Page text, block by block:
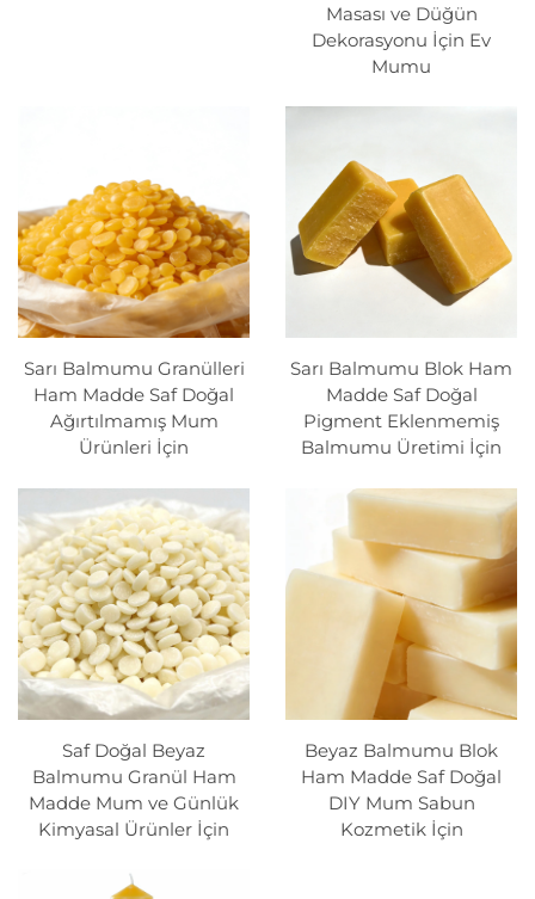
Arı şerbeti mumlarının faydaları
katkı maddeleri içermeyen saf, doğal balgumumundan
üretilmiştir. Bu nedenle çocuklar, evcil hayvanlar ve
solunum yolu rahatsızlıkları olan bireylerin bulunduğu
ortamlarda güvenle kullanılabilirler. Balgumumu
yenilenebilir bir kaynaktır ve üretimi sağlıklı arı
dolayısıyla balgumumu mumlar yalnızca tüketici için
daha sağlıklı bir seçenek değil, aynı zamanda çevre
dostu bir tercihtir.
2. Daha Uzun Yanma Süresi
Balmumu mumların dikkat çekici özelliklerinden biri,
uzun yanma süresidir. Balmumunun doğal
yoğunluğundan dolayı bu mumlar geleneksel parafin
mumlara kıyasla daha yavaş yanar. Bu da daha uzun
süreli, daha verimli bir aydınlatma kaynağına ve daha
iyi fiyat-performans oranına sahip olmanıza neden
olur. Bunları evde mi kullanıyorsunuz yoksa iş amaçlı
mı, balmumu mumlar saatlerce aydınlatma sağlar.
Parafin mumların aksine, balmumu mumlar
Masası ve Düğün
Dekorasyonu İçin Ev
Mumu
Sarı Balmumu Granülleri
Ham Madde Saf Doğal
Ağırtılmamış Mum
Ürünleri İçin
Sarı Balmumu Blok Ham
Madde Saf Doğal
Pigment Eklenmemiş
Balmumu Üretimi İçin
Saf Doğal Beyaz
Balmumu Granül Ham
Madde Mum ve Günlük
Kimyasal Ürünler İçin
Beyaz Balmumu Blok
Ham Madde Saf Doğal
DIY Mum Sabun
Kozmetik İçin